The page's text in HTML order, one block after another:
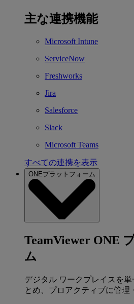
主な連携機能
Microsoft Intune
ServiceNow
Freshworks
Jira
Salesforce
Slack
Microsoft Teams
すべての連携を表示
ONEプラットフォーム
TeamViewer ONE
ム
デジタル ワークプレイスを
とめ、プロアクティブに管理